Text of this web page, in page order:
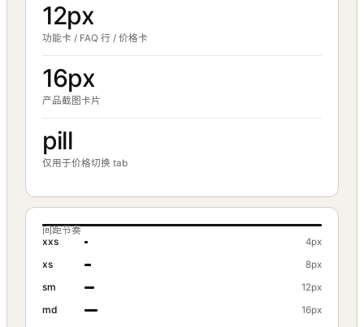
12px
功能卡 / FAQ 行 / 价格卡
16px
产品截图卡片
pill
仅用于价格切换 tab
间距节奏
xxs
4px
xs 8px
sm 12px
md 16px